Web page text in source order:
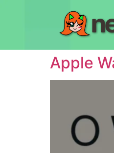
Apple